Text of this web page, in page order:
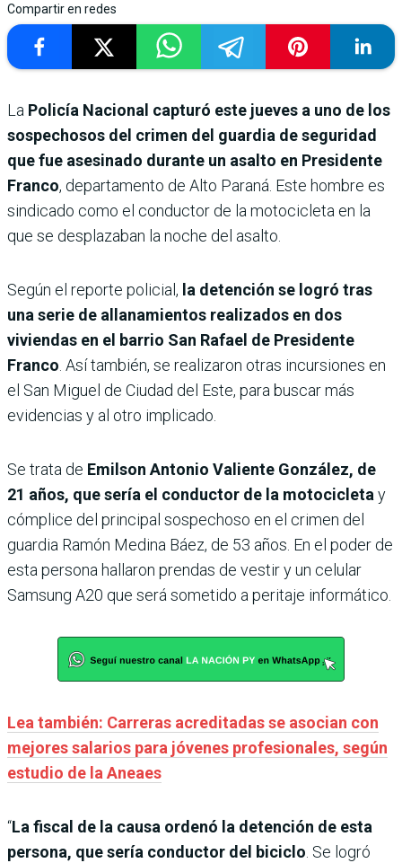
Compartir en redes
La Policía Nacional capturó este jueves a uno de los
sospechosos del crimen del guardia de seguridad
que fue asesinado durante un asalto en Presidente
Franco, departamento de Alto Paraná. Este hombre es
sindicado como el conductor de la motocicleta en la
que se desplazaban la noche del asalto.
Según el reporte policial, la detención se logró tras
una serie de allanamientos realizados en dos
viviendas en el barrio San Rafael de Presidente
Franco. Así también, se realizaron otras incursiones en
el San Miguel de Ciudad del Este, para buscar más
evidencias y al otro implicado.
Se trata de Emilson Antonio Valiente González, de
21 años, que sería el conductor de la motocicletay
cómplice del principal sospechoso en el crimen del
guardia Ramón Medina Báez, de 53 años. En el poder de
esta persona hallaron prendas de vestir y un celular
Samsung A20 que será sometido a peritaje informático.
Lea también: Carreras acreditadas se asocian con
mejores salarios para jóvenes profesionales, según
estudio de la Aneaes
“La fiscal de la causa ordenó la detención de esta
persona, que sería conductor del biciclo. Se logró